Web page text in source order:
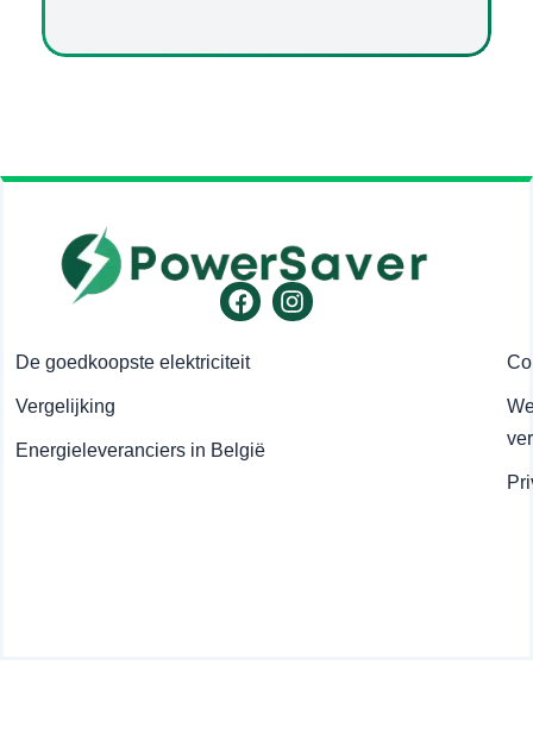
FacebookInstagram
De goedkoopste elektriciteit
Vergelijking
Energieleveranciers in België